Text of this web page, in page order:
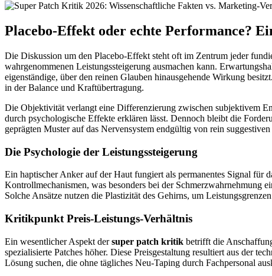
Placebo-Effekt oder echte Performance?
Die Diskussion um den Placebo-Effekt steht oft im Zentrum jeder
wahrgenommenen Leistungssteigerung ausmachen kann.
eigenständige, über den reinen Glauben hinausgehende Wirkung
in der Balance und Kraftübertragung.
Die Objektivität verlangt eine Differenzierung zwischen subjektivem
durch psychologische Effekte erklären lässt. Dennoch bleibt die
geprägten Muster auf das Nervensystem endgültig von rein
Die Psychologie der Leistungssteigerung
Ein haptischer Anker auf der Haut fungiert als permanentes Signal für
Kontrollmechanismen, was besonders bei der Schmerzwahrnehmung
Solche Ansätze nutzen die Plastizität des Gehirns, um
Kritikpunkt Preis-Leistungs-Verhältnis
Ein wesentlicher Aspekt dersuper patch kritik betrifft die
spezialisierte Patches höher. Diese Preisgestaltung resultiert aus der
Lösung suchen, die ohne tägliches Neu-Taping durch Fachpersonal